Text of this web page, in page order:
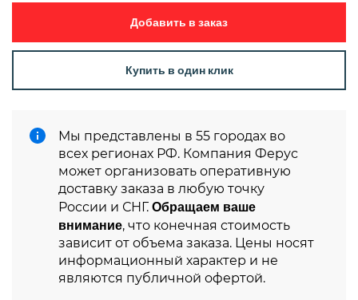
Добавить в заказ
Купить в один клик
Мы представлены в 55 городах во
всех регионах РФ. Компания Ферус
может организовать оперативную
доставку заказа в любую точку
России и СНГ. Обращаем ваше
внимание, что конечная стоимость
зависит от объема заказа. Цены носят
информационный характер и не
являются публичной офертой.